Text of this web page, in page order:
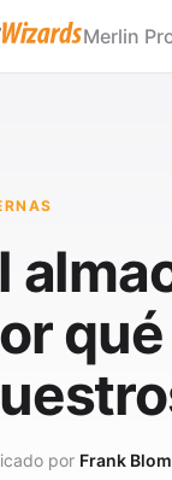
Merlin
por Frank